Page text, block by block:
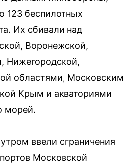
123 беспилотных
Их сбивали над
Воронежской,
Нижегородской,
областями, Московским
Крым и акваториями
морей.
ввели ограничения
Московской